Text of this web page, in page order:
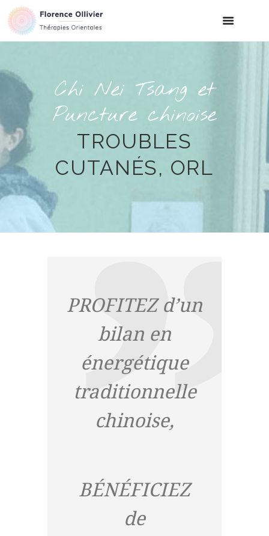
Chi Nei Tsang et
Puncture chinoise
TROUBLES
CUTANÉS, ORL
PROFITEZ d’un
bilan en
énergétique
traditionnelle
chinoise,
BÉNÉFICIEZ
de